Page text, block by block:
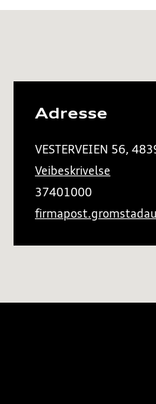
Adresse
VESTERVEIEN 56,
Veibeskrivelse
37401000